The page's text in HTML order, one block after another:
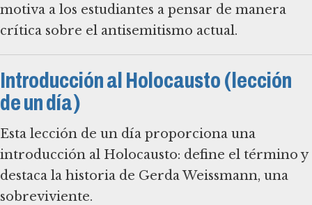
motiva a los estudiantes a pensar de manera
crítica sobre el antisemitismo actual.
Introducción al Holocausto (lección
de un día)
Esta lección de un día proporciona una
introducción al Holocausto: define el término y
destaca la historia de Gerda Weissmann, una
sobreviviente.